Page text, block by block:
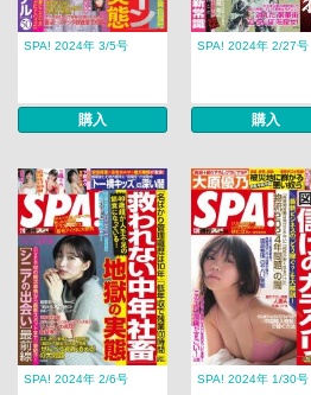
SPA! 2024年 3/5号
購入
SPA! 2024年 2/27号
購入
SPA! 2024年 2/6号 SPA! 2024年 1/30号